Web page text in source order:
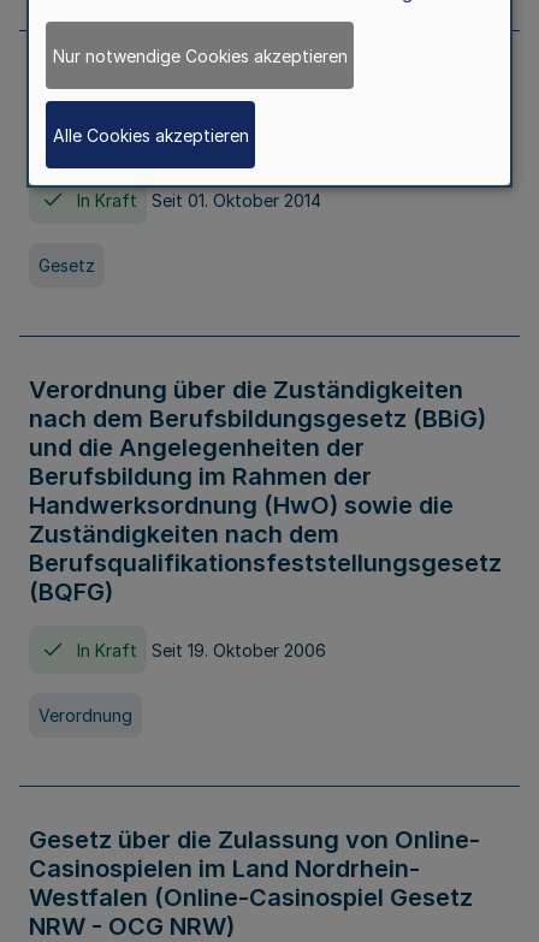
Gesetz über die Hochschulen des Landes
Nordrhein-Westfalen (Hochschulgesetz -
HG)
In Kraft Seit 01. Oktober 2014
Gesetz
Verordnung über die Zuständigkeiten
nach dem Berufsbildungsgesetz (BBiG)
und die Angelegenheiten der
Berufsbildung im Rahmen der
Handwerksordnung (HwO) sowie die
Zuständigkeiten nach dem
Berufsqualifikationsfeststellungsgesetz
(BQFG)
In Kraft Seit 19. Oktober 2006
Verordnung
Gesetz über die Zulassung von Online-
Casinospielen im Land Nordrhein-
Westfalen (Online-Casinospiel Gesetz
NRW - OCG NRW)
Nur notwendige Cookies akzeptieren
Alle Cookies akzeptieren